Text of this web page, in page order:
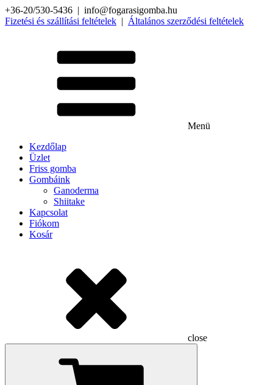
+36-20/530-5436 | info@fogarasigomba.hu
Fizetési és szállítási feltételek | Általános szerződési feltételek
Menü
Kezdőlap
Üzlet
Friss gomba
Gombáink
Ganoderma
Shiitake
Kapcsolat
Fiókom
Kosár
close